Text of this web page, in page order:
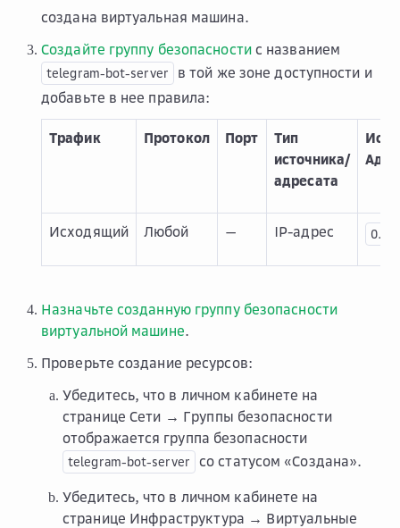
создана виртуальная машина.
Создайте группу безопасностис названием
telegram-bot-server
в той же зоне доступности и
добавьте в нее правила:
Трафик Протокол Порт
Тип
источника/
адресата
Исходящий Любой — IP-адрес
Назначьте созданную группу безопасности
виртуальной машине.
Проверьте создание ресурсов:
Убедитесь, что в личном кабинете на
странице Сети → Группы безопасности
отображается группа безопасности
telegram-bot-server
со статусом «Создана».
Убедитесь, что в личном кабинете на
странице Инфраструктура → Виртуальные